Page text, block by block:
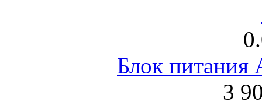
Блок питания
3